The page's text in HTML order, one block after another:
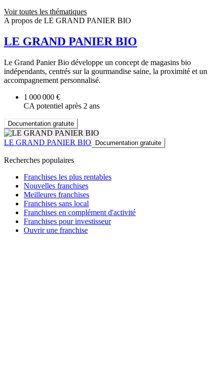
Voir toutes les thématiques
A propos de LE GRAND PANIER BIO
LE GRAND PANIER BIO
Le Grand Panier Bio développe un concept de magasins bio
indépendants, centrés sur la gourmandise saine, la proximité et un
accompagnement personnalisé.
1 000 000 €
CA potentiel après 2 ans
Documentation gratuite
LE GRAND PANIER BIO Documentation gratuite
Recherches populaires
Franchises les plus rentables
Nouvelles franchises
Meilleures franchises
Franchises sans local
Franchises en complément d'activité
Franchises pour investisseur
Ouvrir une franchise